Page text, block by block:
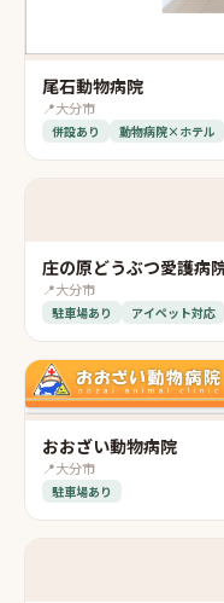
尾石動物病院
📍大分市
併設あり 動物病院×ホテル
庄の原どうぶつ愛護病
📍大分市
駐車場あり アイペット対応
おおざい動物病院
📍大分市
駐車場あり